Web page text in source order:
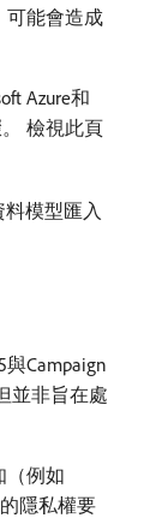
可能會造成
Azure和
檢視此頁
料模型匯入
Campaign
並非旨在處
（例如
隱私權要